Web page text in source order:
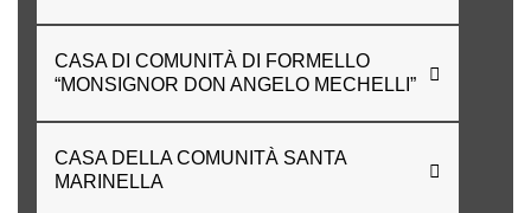
CASA DI COMUNITÀ DI FORMELLO
“MONSIGNOR DON ANGELO MECHELLI”
CASA DELLA COMUNITÀ SANTA
MARINELLA